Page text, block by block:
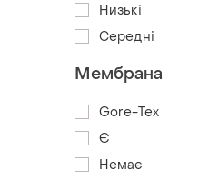
Низькі
Середні
Мембрана
Gore-Tex
Є
Немає